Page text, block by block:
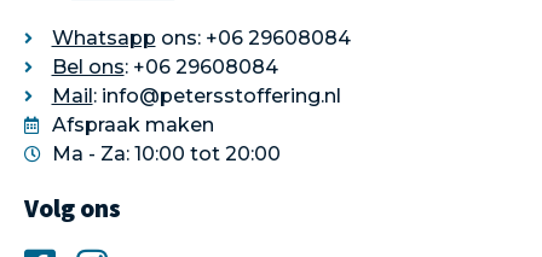
Whatsapp ons: +06 29608084
Bel ons: +06 29608084
Mail: info@petersstoffering.nl
Afspraak maken
Ma - Za: 10:00 tot 20:00
Volg ons